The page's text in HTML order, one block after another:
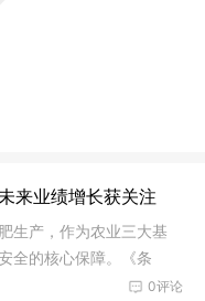
来业绩增长获关注
生产，作为农业三大基
全的核心保障。《条
用化工原料升级为保障
0评论